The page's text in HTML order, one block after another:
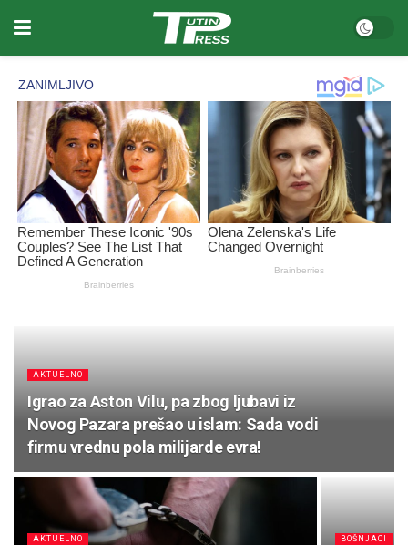
AKTUELNO
Igrao za Aston Vilu, pa zbog ljubavi iz
Novog Pazara prešao u islam: Sada vodi
firmu vrednu pola milijarde evra!
AKTUELNO BOŠNJACI